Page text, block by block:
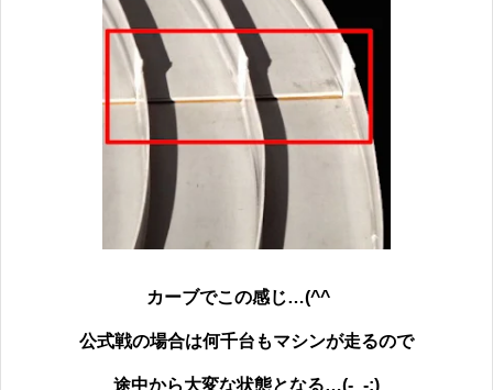
カーブでこの感じ…(^^ゞ
公式戦の場合は何千台もマシンが走るので
途中から大変な状態となる…(-_-;)